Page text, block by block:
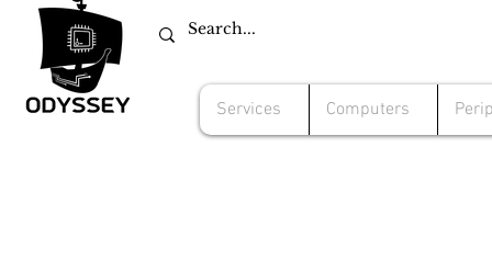
Services Computers